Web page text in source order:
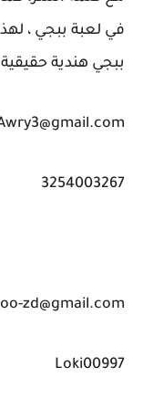
في لعبة ببجي ،
ببجي هندية
3254003267
zd@gmail.com
Loki00997